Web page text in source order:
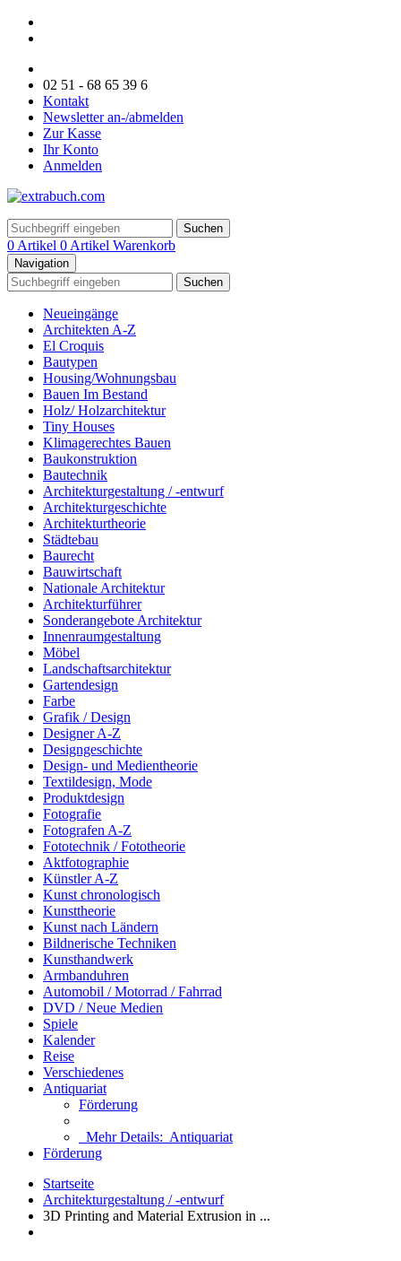
02 51 - 68 65 39 6
Kontakt
Newsletter an-/abmelden
Zur Kasse
Ihr Konto
Anmelden
Suchen
0 Artikel 0 Artikel Warenkorb
Navigation
Suchen
Neueingänge
Architekten A-Z
El Croquis
Bautypen
Housing/Wohnungsbau
Bauen Im Bestand
Holz/ Holzarchitektur
Tiny Houses
Klimagerechtes Bauen
Baukonstruktion
Bautechnik
Architekturgestaltung / -entwurf
Architekturgeschichte
Architekturtheorie
Städtebau
Baurecht
Bauwirtschaft
Nationale Architektur
Architekturführer
Sonderangebote Architektur
Innenraumgestaltung
Möbel
Landschaftsarchitektur
Gartendesign
Farbe
Grafik / Design
Designer A-Z
Designgeschichte
Design- und Medientheorie
Textildesign, Mode
Produktdesign
Fotografie
Fotografen A-Z
Fototechnik / Fototheorie
Aktfotographie
Künstler A-Z
Kunst chronologisch
Kunsttheorie
Kunst nach Ländern
Bildnerische Techniken
Kunsthandwerk
Armbanduhren
Automobil / Motorrad / Fahrrad
DVD / Neue Medien
Spiele
Kalender
Reise
Verschiedenes
Antiquariat
Förderung
Mehr Details: Antiquariat
Förderung
Startseite
Architekturgestaltung / -entwurf
3D Printing and Material Extrusion in ...